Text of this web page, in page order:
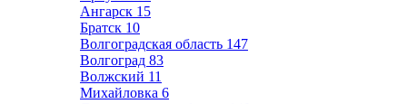
Ангарск 15
Братск 10
Волгоградская область 147
Волгоград 83
Волжский 11
Михайловка 6